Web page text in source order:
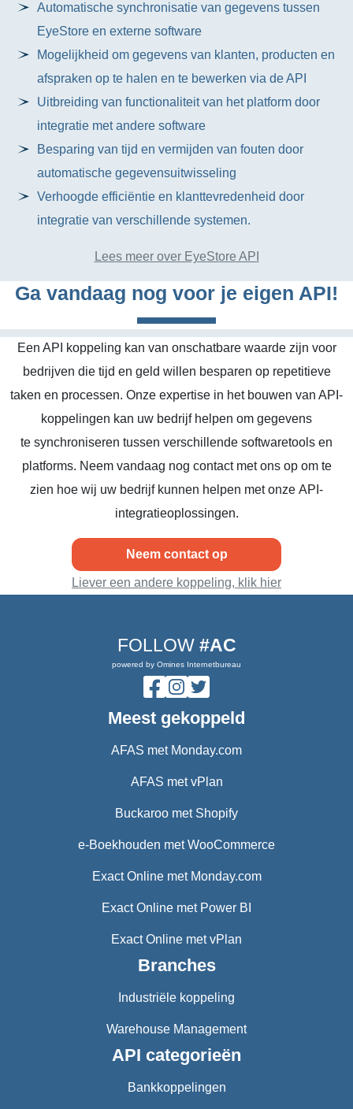
Automatische synchronisatie van gegevens tussen
EyeStore en externe software
Mogelijkheid om gegevens van klanten, producten en
afspraken op te halen en te bewerken via de API
Uitbreiding van functionaliteit van het platform door
integratie met andere software
Besparing van tijd en vermijden van fouten door
automatische gegevensuitwisseling
Verhoogde efficiëntie en klanttevredenheid door
integratie van verschillende systemen.
Lees meer over EyeStore API
Ga vandaag nog voor je eigen API!
Een API koppeling kan van onschatbare waarde zijn voor
bedrijven die tijd en geld willen besparen op repetitieve
taken en processen. Onze expertise in het bouwen van API-
koppelingen kan uw bedrijf helpen om gegevens
te synchroniseren tussen verschillende softwaretools en
platforms. Neem vandaag nog contact met ons op om te
zien hoe wij uw bedrijf kunnen helpen met onze API-
integratieoplossingen.
Neem contact op
Liever een andere koppeling, klik hier
FOLLOW #AC
powered by Omines Internetbureau
Meest gekoppeld
AFAS met Monday.com
AFAS met vPlan
Buckaroo met Shopify
e-Boekhouden met WooCommerce
Exact Online met Monday.com
Exact Online met Power BI
Exact Online met vPlan
Branches
Industriële koppeling
Warehouse Management
API categorieën
Bankkoppelingen